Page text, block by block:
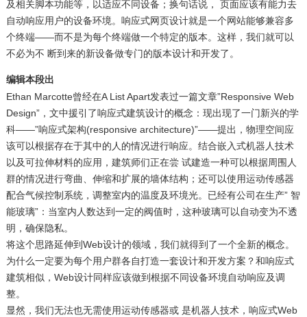
及相关脚本功能等，以适应不同设备；换句话说， 页面应该有能力去
自动响应用户的设备环境。响应式网页设计就是一个网站能够兼容多
个终端——而不是为每个终端做一个特定的版本。这样，我们就可以
不必为不 断到来的新设备做专门的版本设计和开发了。
编辑本段出
Ethan Marcotte曾经在A List Apart发表过一篇文章”Responsive Web
Design”，文中援引了响应式建筑设计的概念：现出现了一门新兴的学
科——”响应式架构(responsive architecture)”——提出，物理空间应
该可以根据存在于其中的人的情况进行响应。结合嵌入式机器人技术
以及可拉伸材料的应用，建筑师们正在尝 试建造一种可以根据周围人
群的情况进行弯曲、伸缩和扩展的墙体结构；还可以使用运动传感器
配合气候控制系统，调整室内的温度及环境光。已经有公司在生产” 智
能玻璃”：当室内人数达到一定的阀值时，这种玻璃可以自动变为不透
明，确保隐私。
将这个思路延伸到Web设计的领域，我们就得到了一个全新的概念。
为什么一定要为每个用户群各自打造一套设计和开发方案？和响应式
建筑相似，Web设计同样应该做到根据不同设备环境自动响应及调
整。
显然，我们无法也无需使用运动传感器或 是机器人技术，响应式Web